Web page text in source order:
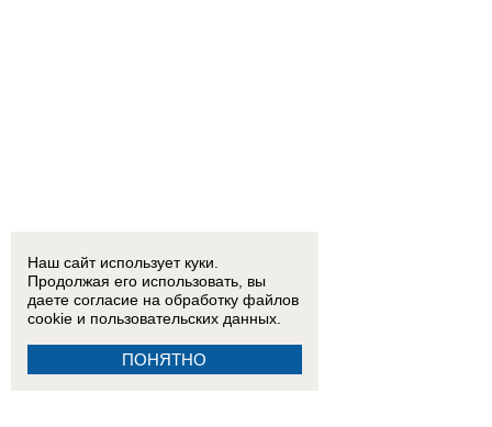
Наш сайт использует куки.
Продолжая его использовать, вы
даете согласие на обработку файлов
cookie и пользовательских данных.
ПОНЯТНО